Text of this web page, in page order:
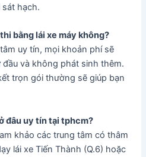
sát hạch.
bằng lái xe máy không?
uy tín, mọi khoản phí sẽ
và không phát sinh thêm.
trọn gói thường sẽ giúp bạn
đâu uy tín tại tphcm?
khảo các trung tâm có thâm
lái xe Tiến Thành (Q.6) hoặc